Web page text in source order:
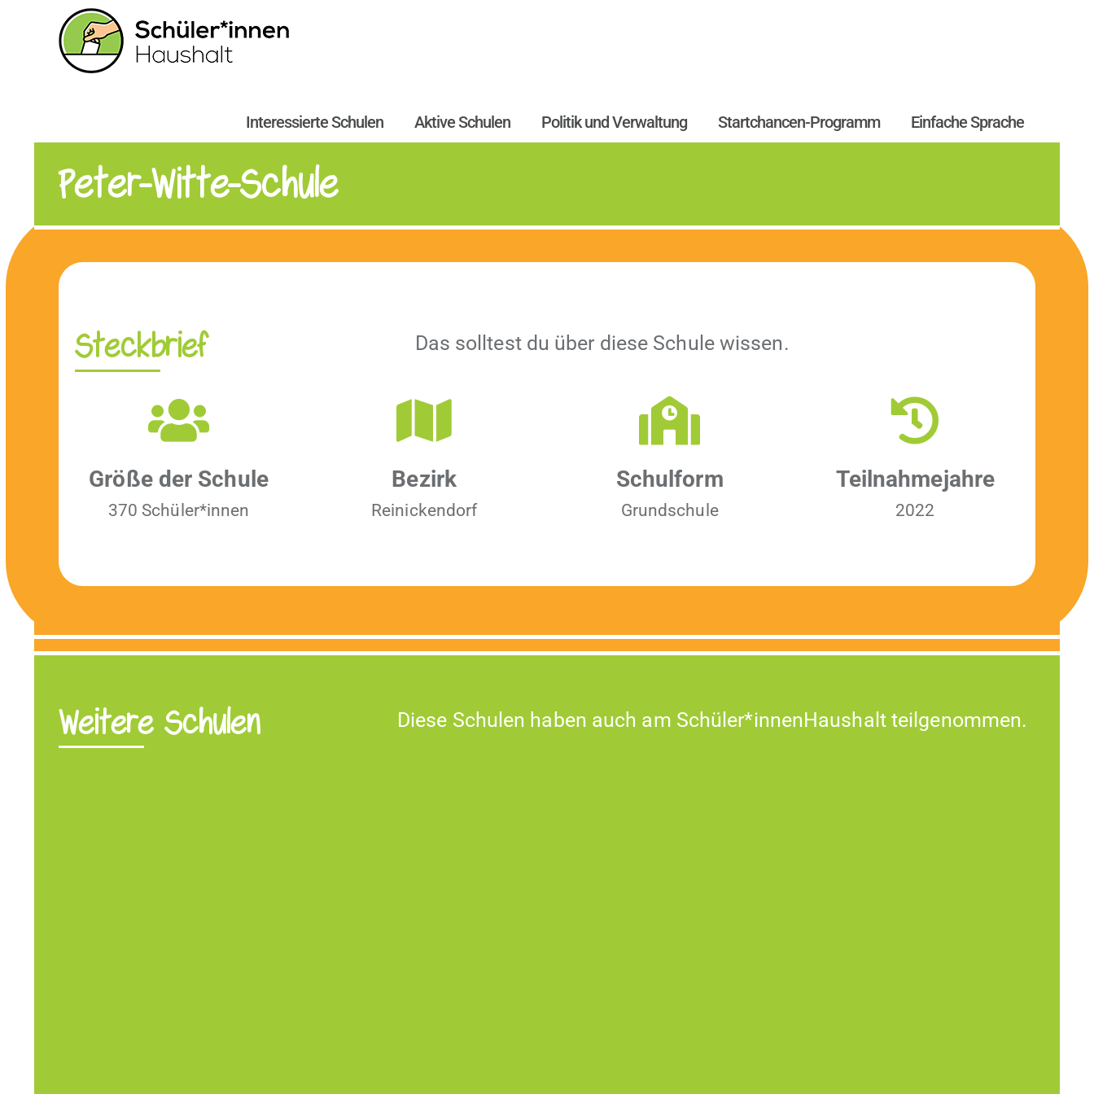
springen
Interessierte Schulen Aktive Schulen Politik und Verwaltung Startchancen-Programm Einfache Sprache
Peter-Witte-Schule
Steckbrief Das soll­test du über diese Schule wissen.
Größe der Schule
370 Schüler*innen
Bezirk
Reinick­endorf
Schul­form
Grund­schule
Teil­nah­me­jahre
2022
Weitere Schulen Diese Schulen haben auch am Schüler*innenHaushalt teilgenommen.